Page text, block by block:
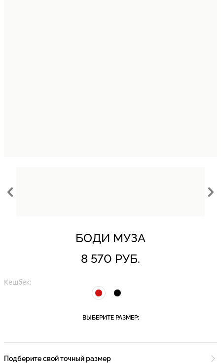
БОДИ МУЗА
8 570 РУБ.
Кешбек:
ВЫБЕРИТЕ РАЗМЕР:
Подберите свой точный размер